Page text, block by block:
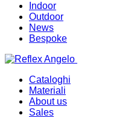
Indoor
Outdoor
News
Bespoke
Cataloghi
Materiali
About us
Sales